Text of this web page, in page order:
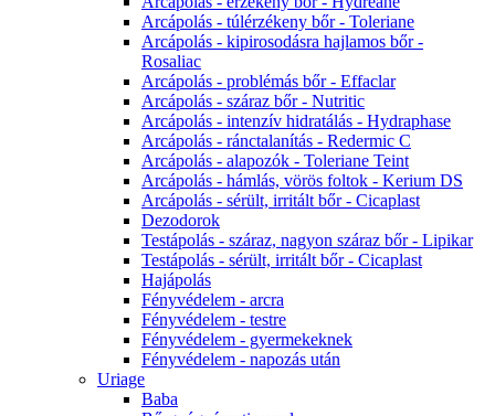
Arcápolás - túlérzékeny bőr - Toleriane
Arcápolás - kipirosodásra hajlamos bőr -
Rosaliac
Arcápolás - problémás bőr - Effaclar
Arcápolás - száraz bőr - Nutritic
Arcápolás - intenzív hidratálás - Hydraphase
Arcápolás - ránctalanítás - Redermic C
Arcápolás - alapozók - Toleriane Teint
Arcápolás - hámlás, vörös foltok - Kerium DS
Arcápolás - sérült, irritált bőr - Cicaplast
Dezodorok
Testápolás - száraz, nagyon száraz bőr - Lipikar
Testápolás - sérült, irritált bőr - Cicaplast
Hajápolás
Fényvédelem - arcra
Fényvédelem - testre
Fényvédelem - gyermekeknek
Fényvédelem - napozás után
Uriage
Baba